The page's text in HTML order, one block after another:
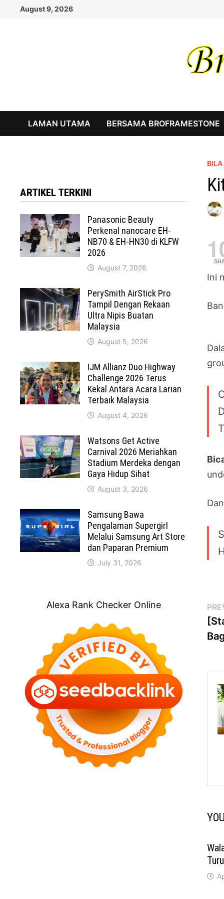
August 9, 2026
LAMAN UTAMA BERSAMA BROFRAMESTONE
Ini
ARTIKEL TERKINI
Panasonic Beauty
Perkenal nanocare EH-
NB70 & EH-HN30 di KLFW
2026
August 7, 2026
PerySmith AirStick Pro
Tampil Dengan Rekaan
Ultra Nipis Buatan
Malaysia
August 5, 2026
IJM Allianz Duo Highway
Challenge 2026 Terus
Kekal Antara Acara Larian
Terbaik Malaysia
August 4, 2026
Watsons Get Active
Carnival 2026 Meriahkan
Stadium Merdeka dengan
Gaya Hidup Sihat
August 3, 2026
Samsung Bawa
Pengalaman Supergirl
Melalui Samsung Art Store
dan Paparan Premium
July 31, 2026
Alexa Rank Checker Online